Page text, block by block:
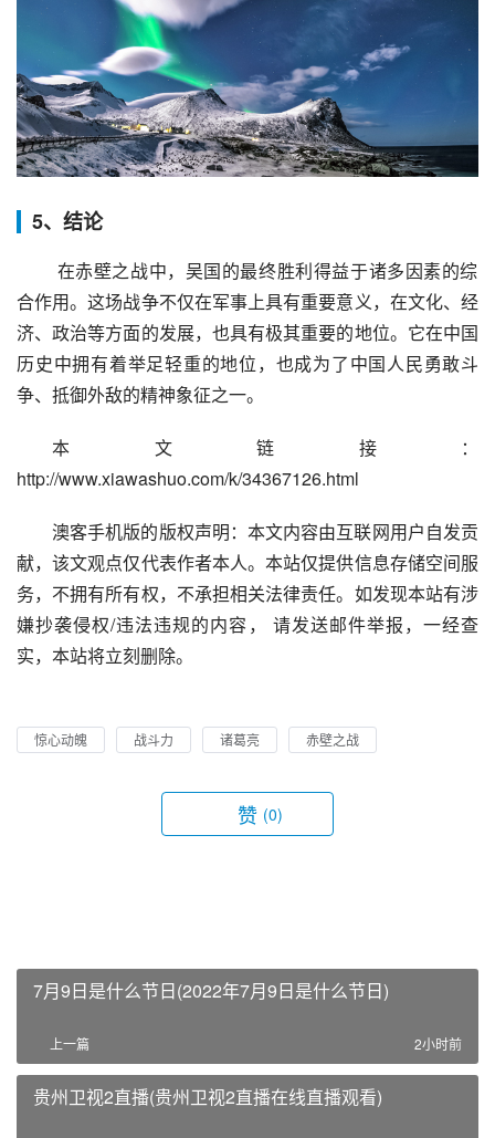
5、结论
合作用。这场战争不仅在军事上具有重要意义，在文化、经
济、政治等方面的发展，也具有极其重要的地位。它在中国
历史中拥有着举足轻重的地位，也成为了中国人民勇敢斗
争、抵御外敌的精神象征之一。
本文链接：
http://www.xiawashuo.com/k/34367126.html
澳客手机版的版权声明：本文内容由互联网用户自发贡
献，该文观点仅代表作者本人。本站仅提供信息存储空间服
务，不拥有所有权，不承担相关法律责任。如发现本站有涉
嫌抄袭侵权/违法违规的内容， 请发送邮件举报，一经查
实，本站将立刻删除。
惊心动魄 战斗力 诸葛亮 赤壁之战
赞 (0)
7月9日是什么节日(2022年7月9日是什么节日)
上一篇 2小时前
贵州卫视2直播(贵州卫视2直播在线直播观看)